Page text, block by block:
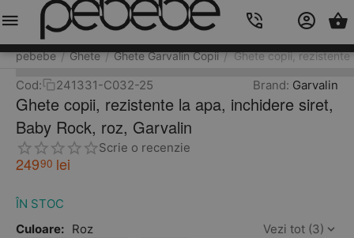
pebebe / Ghete / Ghete Garvalin Copii / Ghete copii,
Cod: 241331-C032-25 Brand: Garvalin
Ghete copii, rezistente la apa, inchidere siret,
Baby Rock, roz, Garvalin
Scrie o recenzie
24990 lei
ÎN STOC
Culoare: Roz Vezi tot (3)
Meniu Caută Cos